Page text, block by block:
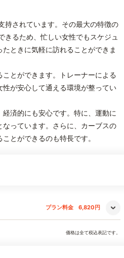
持されています。その最大の特徴の
るため、忙しい女性でもスケジュ
ときに気軽に訪れることができま
とができます。トレーナーによる
が安心して通える環境が整ってい
済的にも安心です。特に、運動に
っています。さらに、カーブスの
とができるのも特長です。
プラン料金 6,820円
価格は全て税込表記です。